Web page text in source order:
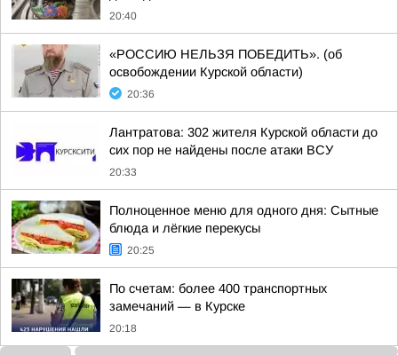
20:40
«РОССИЮ НЕЛЬЗЯ ПОБЕДИТЬ». (об
освобождении Курской области)
20:36
Лантратова: 302 жителя Курской области до
сих пор не найдены после атаки ВСУ
20:33
Полноценное меню для одного дня: Сытные
блюда и лёгкие перекусы
20:25
По счетам: более 400 транспортных
замечаний — в Курске
20:18